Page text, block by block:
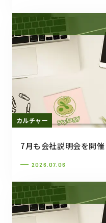
カルチャー
7月も会社説明会を開
2026.07.06